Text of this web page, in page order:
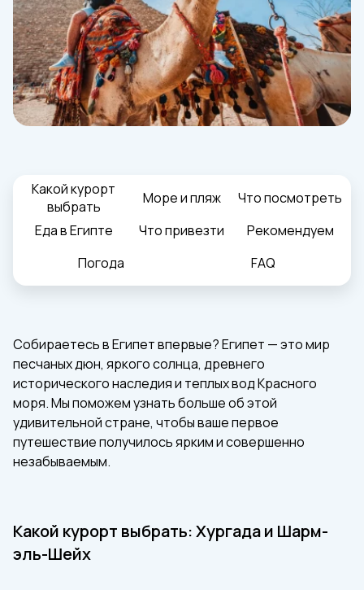
Какой курорт
выбрать
Море и пляж
Что посмотреть
Еда в Египте
Что привезти
Рекомендуем
Погода
FAQ
Собираетесь в Египет впервые? Египет — это мир
песчаных дюн, яркого солнца, древнего
исторического наследия и теплых вод Красного
моря. Мы поможем узнать больше об этой
удивительной стране, чтобы ваше первое
путешествие получилось ярким и совершенно
незабываемым.
Какой курорт выбрать: Хургада и Шарм-
эль-Шейх